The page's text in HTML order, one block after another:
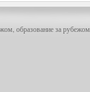
образование за